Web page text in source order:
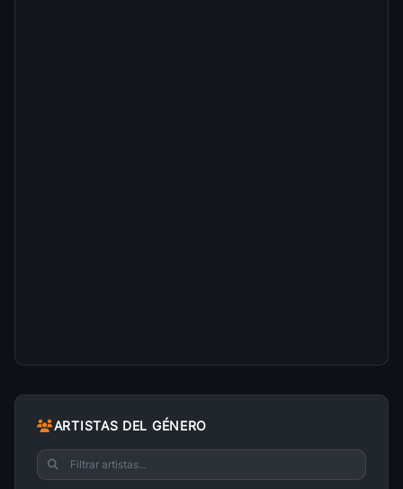
ARTISTAS DEL GÉNERO